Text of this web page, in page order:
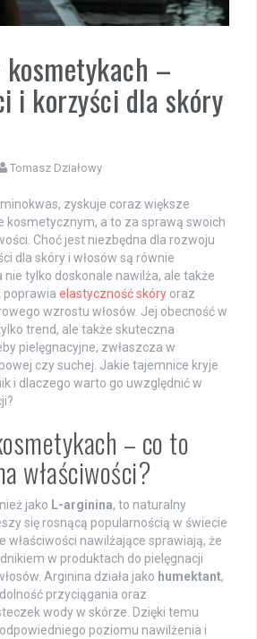
–
i korzyści dla skóry
Tomasz Działowy
zyskuje coraz większe
kosmetycznym, a to za sprawą swoich
Choć jest niezbędna dla rozwoju
dla skóry i włosów są równie
nie tylko doskonale nawilża, ale także
poprawia elastyczność skóry oraz
wzrostu włosów. Jej obecność w
trend, ale także skuteczna
pielęgnacyjne, zwłaszcza w
czy suchej. Jakie tajemnice kryje
i dlaczego warto go uwzględnić w
– co to
właściwości?
jako L-arginina, to naturalny
się rosnącą popularnością w świecie
właściwości nawilżające sprawiają, że
w produktach do pielęgnacji
Arginina działa jako humektant,
przyciągania oraz
wody w skórze. Dzięki temu
poziomu nawilżenia i